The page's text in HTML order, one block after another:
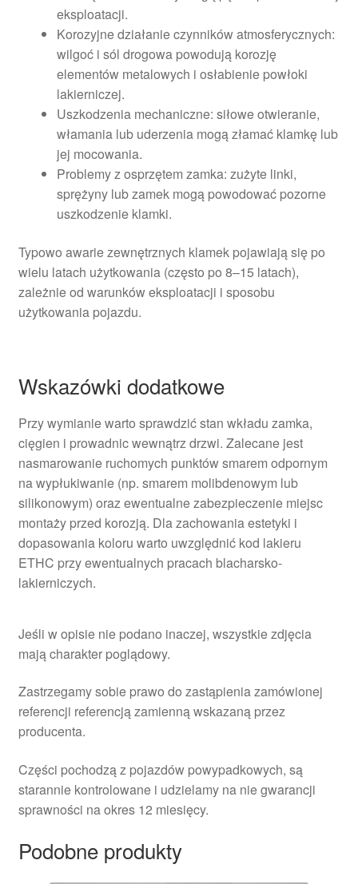
eksploatacji.
Korozyjne działanie czynników atmosferycznych:
wilgoć i sól drogowa powodują korozję
elementów metalowych i osłabienie powłoki
lakierniczej.
Uszkodzenia mechaniczne: siłowe otwieranie,
włamania lub uderzenia mogą złamać klamkę lub
jej mocowania.
Problemy z osprzętem zamka: zużyte linki,
sprężyny lub zamek mogą powodować pozorne
uszkodzenie klamki.
Typowo awarie zewnętrznych klamek pojawiają się po
wielu latach użytkowania (często po 8–15 latach),
zależnie od warunków eksploatacji i sposobu
użytkowania pojazdu.
Wskazówki dodatkowe
Przy wymianie warto sprawdzić stan wkładu zamka,
cięgien i prowadnic wewnątrz drzwi. Zalecane jest
nasmarowanie ruchomych punktów smarem odpornym
na wypłukiwanie (np. smarem molibdenowym lub
silikonowym) oraz ewentualne zabezpieczenie miejsc
montaży przed korozją. Dla zachowania estetyki i
dopasowania koloru warto uwzględnić kod lakieru
ETHC przy ewentualnych pracach blacharsko-
lakierniczych.
Jeśli w opisie nie podano inaczej, wszystkie zdjęcia
mają charakter poglądowy.
Zastrzegamy sobie prawo do zastąpienia zamówionej
referencji referencją zamienną wskazaną przez
producenta.
Części pochodzą z pojazdów powypadkowych, są
starannie kontrolowane i udzielamy na nie gwarancji
sprawności na okres 12 miesięcy.
Podobne produkty